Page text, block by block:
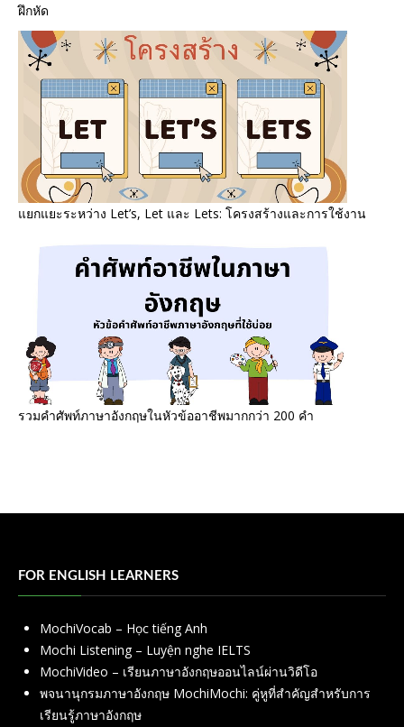
ฝึกหัด
แยกแยะระหว่าง Let’s, Let และ Lets: โครงสร้างและการใช้งาน
รวมคำศัพท์ภาษาอังกฤษในหัวข้ออาชีพมากกว่า 200 คำ
FOR ENGLISH LEARNERS
MochiVocab – Học tiếng Anh
Mochi Listening – Luyện nghe IELTS
MochiVideo – เรียนภาษาอังกฤษออนไลน์ผ่านวิดีโอ
พจนานุกรมภาษาอังกฤษ MochiMochi: คู่หูที่สำคัญสำหรับการ
เรียนรู้ภาษาอังกฤษ